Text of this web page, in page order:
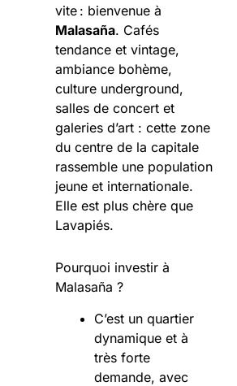
vite : bienvenue à
Malasaña. Cafés
tendance et vintage,
ambiance bohème,
culture underground,
salles de concert et
galeries d’art : cette zone
du centre de la capitale
rassemble une population
jeune et internationale.
Elle est plus chère que
Lavapiés.
Pourquoi investir à
Malasaña ?
C’est un quartier
dynamique et à
très forte
demande, avec